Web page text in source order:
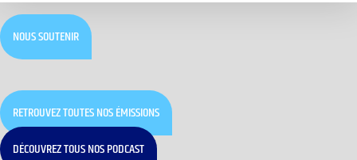
NOUS SOUTENIR
RETROUVEZ TOUTES NOS ÉMISSIONS
DÉCOUVREZ TOUS NOS PODCAST